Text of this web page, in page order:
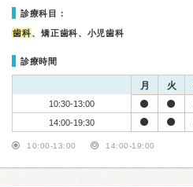
診療科目：
歯科、矯正歯科、小児歯科
診療時間
月 火
10:30-13:00
14:00-19:30
10:00-13:00 14:00-19:00